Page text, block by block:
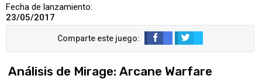
Fecha de lanzamiento:
23/05/2017
Análisis de Mirage: Arcane Warfare